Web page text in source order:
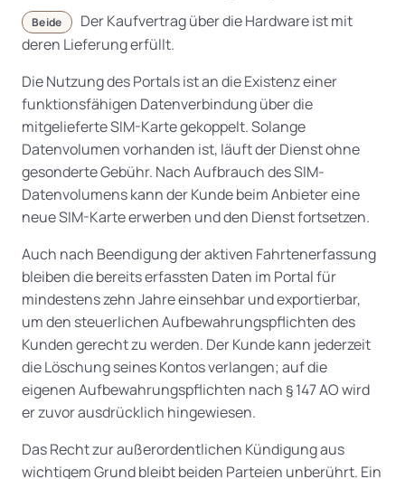
Beide
Der Kaufvertrag über die Hardware ist mit
deren Lieferung erfüllt.
Die Nutzung des Portals ist an die Existenz einer
funktionsfähigen Datenverbindung über die
mitgelieferte SIM-Karte gekoppelt. Solange
Datenvolumen vorhanden ist, läuft der Dienst ohne
gesonderte Gebühr. Nach Aufbrauch des SIM-
Datenvolumens kann der Kunde beim Anbieter eine
neue SIM-Karte erwerben und den Dienst fortsetzen.
Auch nach Beendigung der aktiven Fahrtenerfassung
bleiben die bereits erfassten Daten im Portal für
mindestens zehn Jahre einsehbar und exportierbar,
um den steuerlichen Aufbewahrungspflichten des
Kunden gerecht zu werden. Der Kunde kann jederzeit
die Löschung seines Kontos verlangen; auf die
eigenen Aufbewahrungspflichten nach § 147 AO wird
er zuvor ausdrücklich hingewiesen.
Das Recht zur außerordentlichen Kündigung aus
wichtigem Grund bleibt beiden Parteien unberührt. Ein